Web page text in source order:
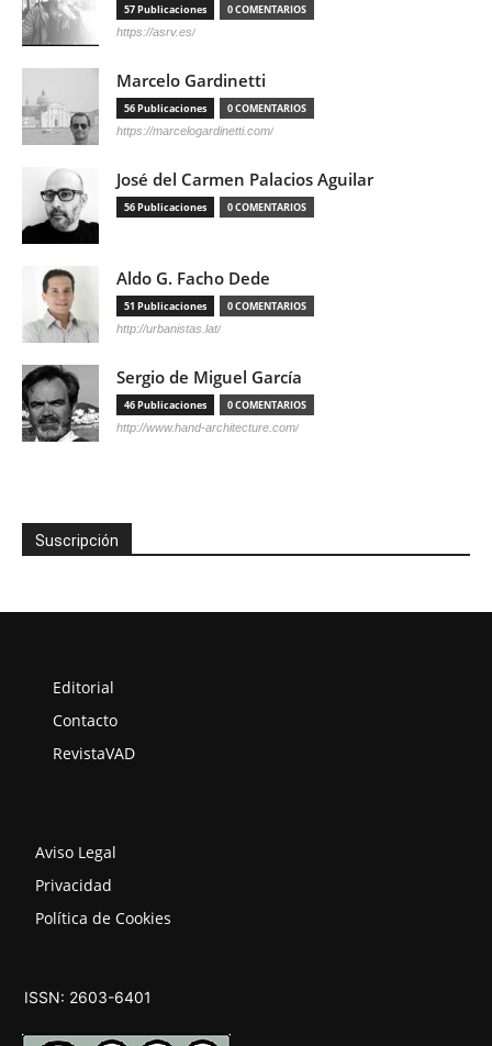
57 Publicaciones 0 COMENTARIOS
https://asrv.es/
Marcelo Gardinetti
56 Publicaciones 0 COMENTARIOS
https://marcelogardinetti.com/
José del Carmen Palacios Aguilar
56 Publicaciones 0 COMENTARIOS
Aldo G. Facho Dede
51 Publicaciones 0 COMENTARIOS
http://urbanistas.lat/
Sergio de Miguel García
46 Publicaciones 0 COMENTARIOS
http://www.hand-architecture.com/
Suscripción
Editorial
Contacto
RevistaVAD
Aviso Legal
Privacidad
Política de Cookies
ISSN: 2603-6401